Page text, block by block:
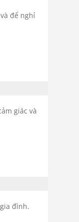
để nghỉ
giác và
đình.